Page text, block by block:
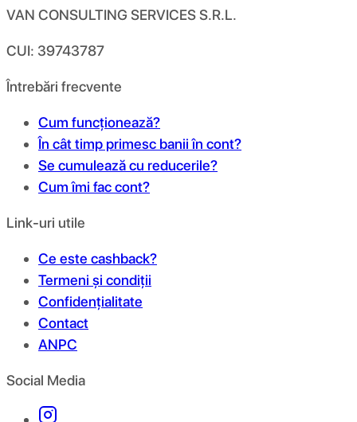
VAN CONSULTING SERVICES S.R.L.
CUI: 39743787
Întrebări frecvente
Cum funcționează?
În cât timp primesc banii în cont?
Se cumulează cu reducerile?
Cum îmi fac cont?
Link-uri utile
Ce este cashback?
Termeni și condiții
Confidențialitate
Contact
ANPC
Social Media